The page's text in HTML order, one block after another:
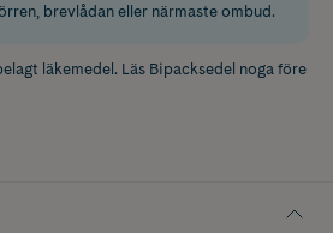
brevlådan eller närmaste ombud.
läkemedel. Läs Bipacksedel noga före